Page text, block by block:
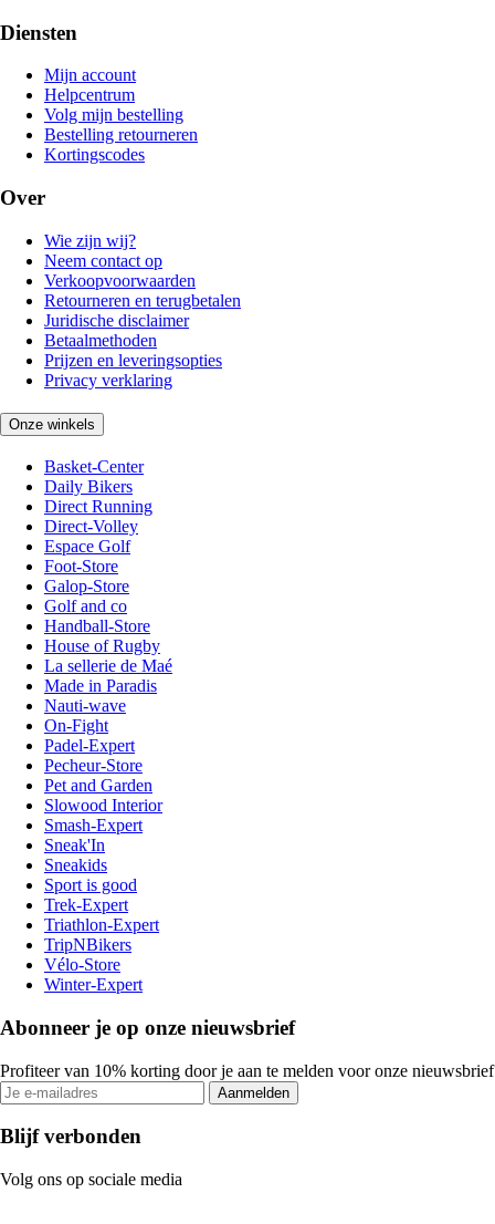
Diensten
Mijn account
Helpcentrum
Volg mijn bestelling
Bestelling retourneren
Kortingscodes
Over
Wie zijn wij?
Neem contact op
Verkoopvoorwaarden
Retourneren en terugbetalen
Juridische disclaimer
Betaalmethoden
Prijzen en leveringsopties
Privacy verklaring
Onze winkels
Basket-Center
Daily Bikers
Direct Running
Direct-Volley
Espace Golf
Foot-Store
Galop-Store
Golf and co
Handball-Store
House of Rugby
La sellerie de Maé
Made in Paradis
Nauti-wave
On-Fight
Padel-Expert
Pecheur-Store
Pet and Garden
Slowood Interior
Smash-Expert
Sneak'In
Sneakids
Sport is good
Trek-Expert
Triathlon-Expert
TripNBikers
Vélo-Store
Winter-Expert
Abonneer je op onze nieuwsbrief
Profiteer van 10% korting door je aan te melden voor onze nieuwsbrief
Aanmelden
Blijf verbonden
Volg ons op sociale media